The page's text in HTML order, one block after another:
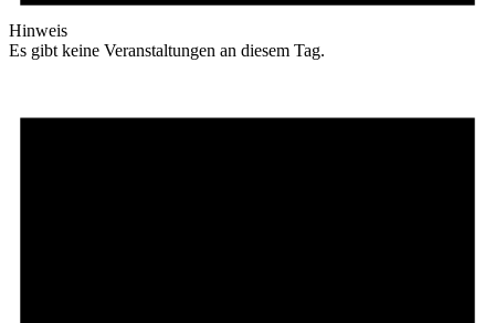
Hinweis
Es gibt keine Veranstaltungen an diesem Tag.